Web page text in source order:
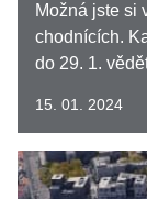
Možná jste si
chodnících.
do 29. 1.
15. 01. 2024